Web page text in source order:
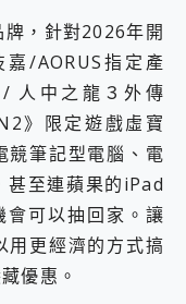
，針對2026年開
/AORUS指定產
人中之龍３外傳
》限定遊戲虛寶
競筆記型電腦、電
甚至連蘋果的iPad
可以抽回家。讓
用更經濟的方式搞
優惠。